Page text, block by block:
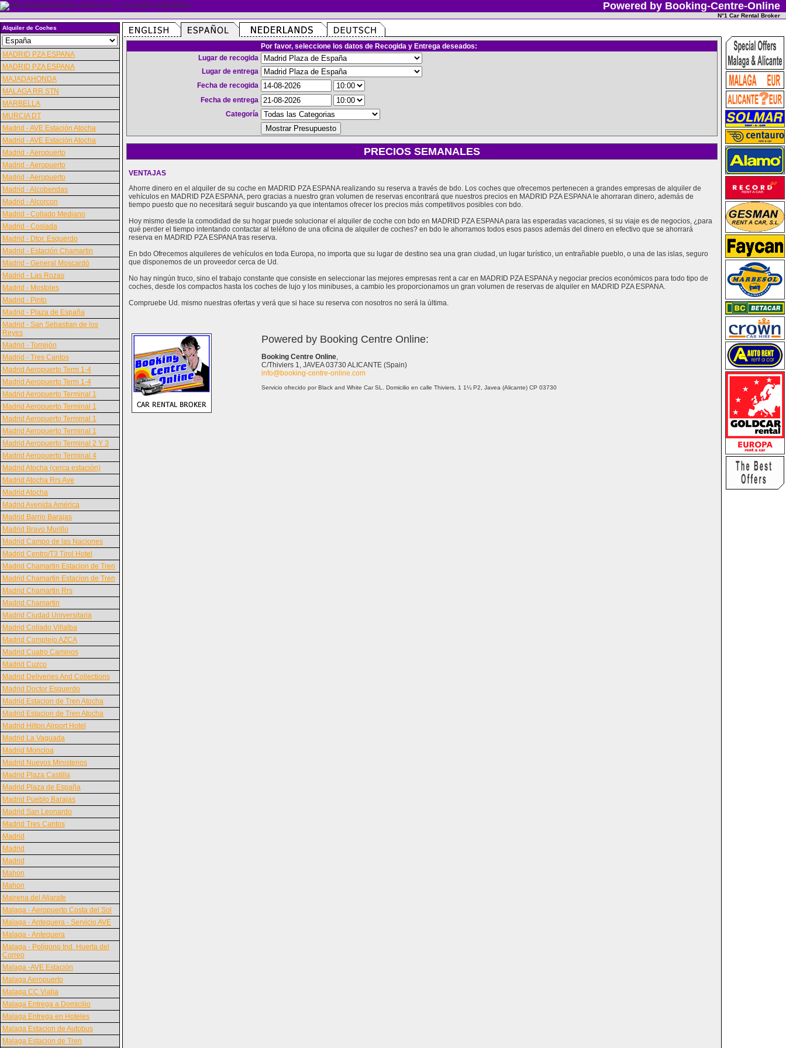
Powered by Booking-Centre-Online
N°1 Car Rental Broker
Alquiler de Coches
MADRID PZA ESPANA
MADRID PZA ESPANA
MAJADAHONDA
MALAGA RR STN
MARBELLA
MURCIA DT
Madrid - AVE Estación Atocha
Madrid - AVE Estación Atocha
Madrid - Aeropuerto
Madrid - Aeropuerto
Madrid - Aeropuerto
Madrid - Alcobendas
Madrid - Alcorcon
Madrid - Collado Mediano
Madrid - Coslada
Madrid - Dtor. Esquerdo
Madrid - Estación Chamartin
Madrid - General Moscardó
Madrid - Las Rozas
Madrid - Mostoles
Madrid - Pinto
Madrid - Plaza de España
Madrid - San Sebastian de los
Reyes
Madrid - Torrejón
Madrid - Tres Cantos
Madrid Aeropuerto Term 1-4
Madrid Aeropuerto Term 1-4
Madrid Aeropuerto Terminal 1
Madrid Aeropuerto Terminal 1
Madrid Aeropuerto Terminal 1
Madrid Aeropuerto Terminal 1
Madrid Aeropuerto Terminal 2 Y 3
Madrid Aeropuerto Terminal 4
Madrid Atocha (cerca estación)
Madrid Atocha Rrs Ave
Madrid Atocha
Madrid Avenida América
Madrid Barrio Barajas
Madrid Bravo Murillo
Madrid Campo de las Naciones
Madrid Centro/T3 Tirol Hotel
Madrid Chamartin Estacion de Tren
Madrid Chamartin Estacion de Tren
Madrid Chamartin Rrs
Madrid Chamartin
Madrid Ciudad Universitaria
Madrid Collado Villalba
Madrid Complejo AZCA
Madrid Cuatro Caminos
Madrid Cuzco
Madrid Deliveries And Collections
Madrid Doctor Esquerdo
Madrid Estacion de Tren Atocha
Madrid Estacion de Tren Atocha
Madrid Hilton Airport Hotel
Madrid La Vaguada
Madrid Moncloa
Madrid Nuevos Ministerios
Madrid Plaza Castilla
Madrid Plaza de España
Madrid Pueblo Barajas
Madrid San Leonardo
Madrid Tres Cantos
Madrid
Madrid
Madrid
Mahon
Mahon
Mairena del Aljarafe
Malaga - Aeropuerto Costa del Sol
Malaga - Antequera - Servicio AVE
Malaga - Antequera
Malaga - Polígono Ind. Huerta del
Correo
Malaga -AVE Estación
Malaga Aeropuerto
Malaga CC Vialia
Malaga Entrega a Domicilio
Malaga Entrega en Hoteles
Malaga Estacion de Autobus
Malaga Estacion de Tren
Por favor, seleccione los datos de Recogida y Entrega deseados:
Lugar de recogida
Lugar de entrega
Fecha de recogida
Fecha de entrega
Categoría
PRECIOS SEMANALES
VENTAJAS
Ahorre dinero en el alquiler de su coche en MADRID PZA ESPANA realizando su reserva a través de bdo. Los coches que ofrecemos pertenecen a grandes empresas de alquiler de
vehículos en MADRID PZA ESPANA, pero gracias a nuestro gran volumen de reservas encontrará que nuestros precios en MADRID PZA ESPANA le ahorraran dinero, además de
tiempo puesto que no necesitará seguir buscando ya que intentamos ofrecer los precios más competitivos posibles con bdo.
Hoy mismo desde la comodidad de su hogar puede solucionar el alquiler de coche con bdo en MADRID PZA ESPANA para las esperadas vacaciones, si su viaje es de negocios, ¿para
qué perder el tiempo intentando contactar al teléfono de una oficina de alquiler de coches? en bdo le ahorramos todos esos pasos además del dinero en efectivo que se ahorrará
reserva en MADRID PZA ESPANA tras reserva.
En bdo Ofrecemos alquileres de vehículos en toda Europa, no importa que su lugar de destino sea una gran ciudad, un lugar turístico, un entrañable pueblo, o una de las islas, seguro
que disponemos de un proveedor cerca de Ud.
No hay ningún truco, sino el trabajo constante que consiste en seleccionar las mejores empresas rent a car en MADRID PZA ESPANA y negociar precios económicos para todo tipo de
coches, desde los compactos hasta los coches de lujo y los minibuses, a cambio les proporcionamos un gran volumen de reservas de alquiler en MADRID PZA ESPANA.
Compruebe Ud. mismo nuestras ofertas y verá que si hace su reserva con nosotros no será la última.
Powered by Booking Centre Online:
Booking Centre Online,
C/Thiviers 1, JAVEA 03730 ALICANTE (Spain)
info@booking-centre-online.com
Servicio ofrecido por Black and White Car SL. Domicilio en calle Thiviers, 1 1¼ P2, Javea (Alicante) CP 03730